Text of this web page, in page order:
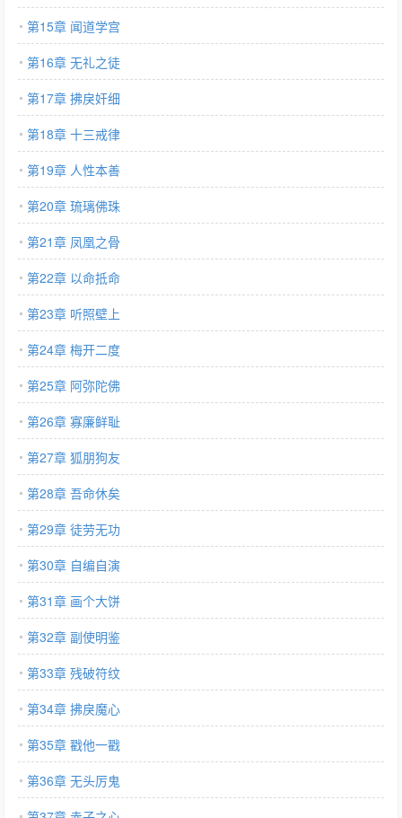
第15章 闻道学宫
第16章 无礼之徒
第17章 拂戾奸细
第18章 十三戒律
第19章 人性本善
第20章 琉璃佛珠
第21章 凤凰之骨
第22章 以命抵命
第23章 听照壁上
第24章 梅开二度
第25章 阿弥陀佛
第26章 寡廉鲜耻
第27章 狐朋狗友
第28章 吾命休矣
第29章 徒劳无功
第30章 自编自演
第31章 画个大饼
第32章 副使明鉴
第33章 残破符纹
第34章 拂戾魔心
第35章 戳他一戳
第36章 无头厉鬼